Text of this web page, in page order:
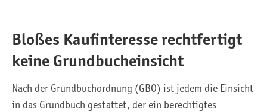
Bloßes Kaufinteresse rechtfertigt
keine Grundbucheinsicht
Nach der Grundbuchordnung (GBO) ist jedem die Einsicht
in das Grundbuch gestattet, der ein berechtigtes